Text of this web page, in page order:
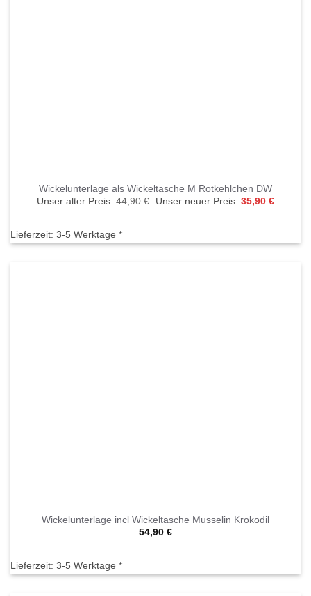
Wickelunterlage als Wickeltasche M Rotkehlchen DW
Unser alter Preis: 44,90€
Ursprünglicher
Unser neuer Preis: 35,90 €Aktueller
Lieferzeit: 3-5 Werktage *
Wickelunterlage incl Wickeltasche Musselin Krokodil
54,90 €
Lieferzeit: 3-5 Werktage *